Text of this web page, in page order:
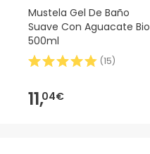
Mustela Gel De Baño
Suave Con Aguacate Bio
500ml
(15)
11,04€